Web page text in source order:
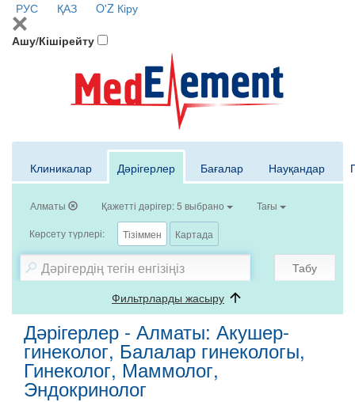
РУС ҚАЗ O'Z Кіру
Ашу/Кішірейту
Клиникалар Дәрігерлер Бағалар Науқандар
Алматы Қажетті дәрігер: 5 выбрано Тағы
Көрсету түрлері: Тізіммен Картада
Табу
Фильтрларды жасыру
Дәрігерлер - Алматы: Акушер-
гинеколог, Балалар гинекологы,
Гинеколог, Маммолог,
Эндокринолог